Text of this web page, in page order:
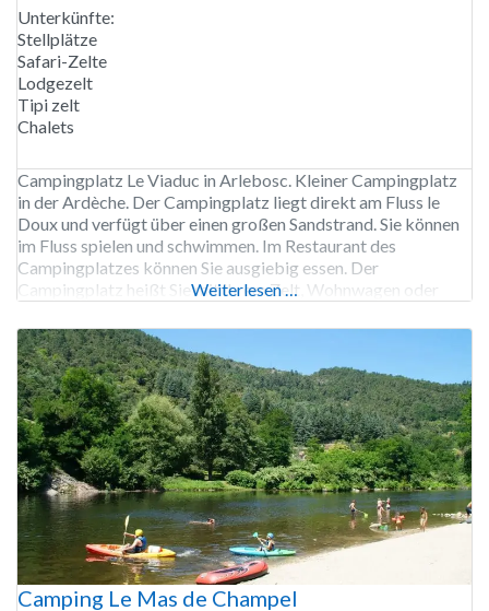
Unterkünfte:
Stellplätze
Safari-Zelte
Lodgezelt
Tipi zelt
Chalets
Campingplatz Le Viaduc in Arlebosc. Kleiner Campingplatz
in der Ardèche. Der Campingplatz liegt direkt am Fluss le
Doux und verfügt über einen großen Sandstrand. Sie können
im Fluss spielen und schwimmen. Im Restaurant des
Campingplatzes können Sie ausgiebig essen. Der
Campingplatz heißt Sie mit Ihrem Zelt, Wohnwagen oder
Unterkünfte zu mieten. Der
Weiterlesen …
Camping Le Mas de Champel